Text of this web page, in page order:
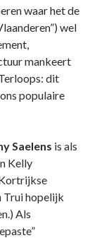
waar het de
wel
mankeert
dit
populaire
Saelens is als
Kelly
Trui hopelijk
Als